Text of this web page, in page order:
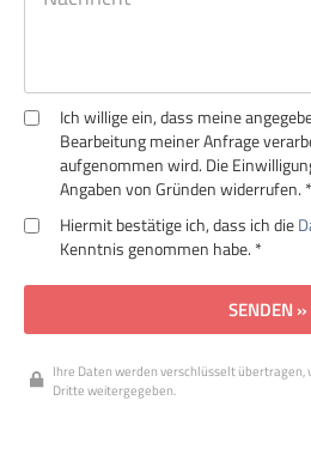
Ich willige ein, dass meine
Bearbeitung meiner Anfrage
aufgenommen wird. Die
Angaben von Gründen widerrufen. *
Hiermit bestätige ich, dass ich die
Kenntnis genommen habe. *
SENDEN »
Ihre Daten werden verschlüsselt
Dritte weitergegeben.